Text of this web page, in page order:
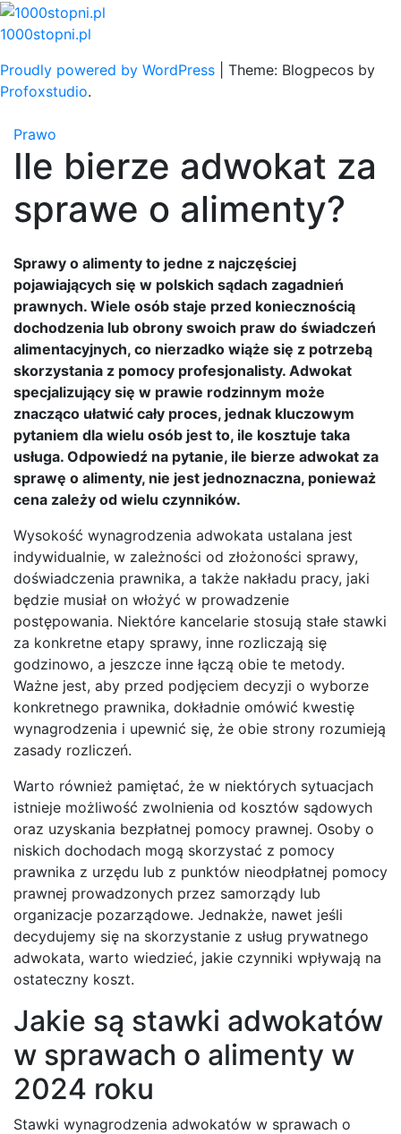
Skip
to
1000stopni.pl
Proudly powered by WordPress
Theme: Blogpecos by
Profoxstudio.
Prawo
Ile bierze adwokat za
sprawe o alimenty?
Sprawy o alimenty to jedne z najczęściej
pojawiających się w polskich sądach zagadnień
prawnych. Wiele osób staje przed koniecznością
dochodzenia lub obrony swoich praw do świadczeń
alimentacyjnych, co nierzadko wiąże się z potrzebą
skorzystania z pomocy profesjonalisty. Adwokat
specjalizujący się w prawie rodzinnym może
znacząco ułatwić cały proces, jednak kluczowym
pytaniem dla wielu osób jest to, ile kosztuje taka
usługa. Odpowiedź na pytanie, ile bierze adwokat za
sprawę o alimenty, nie jest jednoznaczna, ponieważ
cena zależy od wielu czynników.
Wysokość wynagrodzenia adwokata ustalana jest
indywidualnie, w zależności od złożoności sprawy,
doświadczenia prawnika, a także nakładu pracy, jaki
będzie musiał on włożyć w prowadzenie
postępowania. Niektóre kancelarie stosują stałe stawki
za konkretne etapy sprawy, inne rozliczają się
godzinowo, a jeszcze inne łączą obie te metody.
Ważne jest, aby przed podjęciem decyzji o wyborze
konkretnego prawnika, dokładnie omówić kwestię
wynagrodzenia i upewnić się, że obie strony rozumieją
zasady rozliczeń.
Warto również pamiętać, że w niektórych sytuacjach
istnieje możliwość zwolnienia od kosztów sądowych
oraz uzyskania bezpłatnej pomocy prawnej. Osoby o
niskich dochodach mogą skorzystać z pomocy
prawnika z urzędu lub z punktów nieodpłatnej pomocy
prawnej prowadzonych przez samorządy lub
organizacje pozarządowe. Jednakże, nawet jeśli
decydujemy się na skorzystanie z usług prywatnego
adwokata, warto wiedzieć, jakie czynniki wpływają na
ostateczny koszt.
Jakie są stawki adwokatów
w sprawach o alimenty w
2024 roku
Stawki wynagrodzenia adwokatów w sprawach o